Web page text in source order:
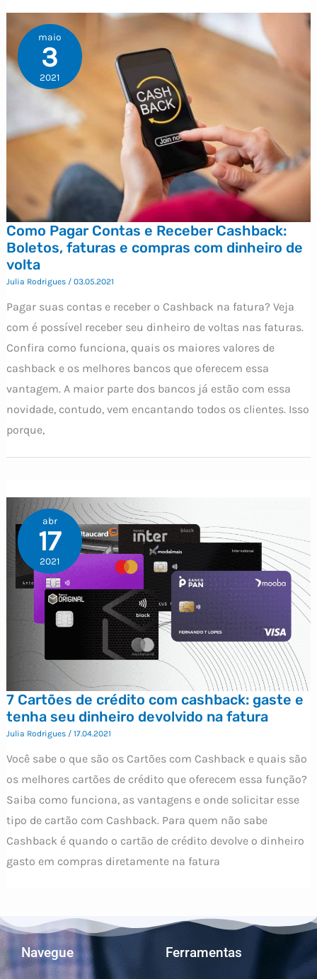
maio
3
2021
Como Pagar Contas e Receber Cashback:
Boletos, faturas e compras com dinheiro de
volta
Julia Rodrigues / 03.05.2021
Pagar suas contas e receber o Cashback na fatura? Veja
com é possível receber seu dinheiro de voltas nas faturas.
Confira como funciona, quais os maiores valores de
cashback e os melhores bancos que oferecem essa
vantagem. A maior parte dos bancos já estão com essa
novidade, contudo, vem encantando todos os clientes. Isso
porque,
abr
17
2021
7 Cartões de crédito com cashback: gaste e
tenha seu dinheiro devolvido na fatura
Julia Rodrigues / 17.04.2021
Você sabe o que são os Cartões com Cashback e quais são
os melhores cartões de crédito que oferecem essa função?
Saiba como funciona, as vantagens e onde solicitar esse
tipo de cartão com Cashback. Para quem não sabe
Cashback é quando o cartão de crédito devolve o dinheiro
gasto em compras diretamente na fatura
Navegue Ferramentas